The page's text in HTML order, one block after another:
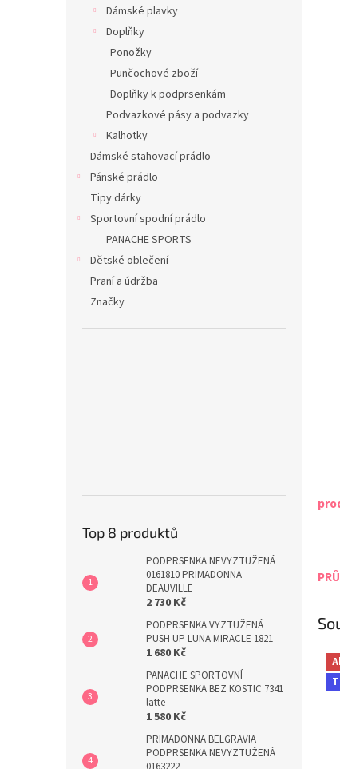
Dámské plavky
Doplňky
Ponožky
Punčochové zboží
Doplňky k podprsenkám
Podvazkové pásy a podvazky
Kalhotky
Dámské stahovací prádlo
Pánské prádlo
Tipy dárky
Sportovní spodní prádlo
PANACHE SPORTS
Dětské oblečení
Praní a údržba
Značky
Top 8 produktů
PODPRSENKA NEVYZTUŽENÁ
0161810 PRIMADONNA
DEAUVILLE
2 730 Kč
PODPRSENKA VYZTUŽENÁ
PUSH UP LUNA MIRACLE 1821
1 680 Kč
PANACHE SPORTOVNÍ
PODPRSENKA BEZ KOSTIC 7341
latte
1 580 Kč
PRIMADONNA BELGRAVIA
PODPRSENKA NEVYZTUŽENÁ